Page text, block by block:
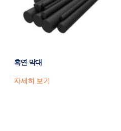
흑연 막대
자세히 보기